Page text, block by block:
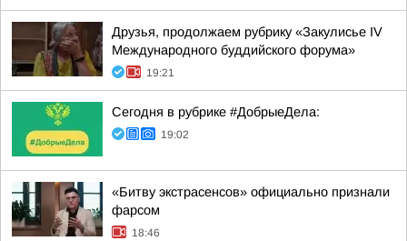
Друзья, продолжаем рубрику «Закулисье IV
Международного буддийского форума»
19:21
Сегодня в рубрике #ДобрыеДела:
19:02
«Битву экстрасенсов» официально признали
фарсом
18:46